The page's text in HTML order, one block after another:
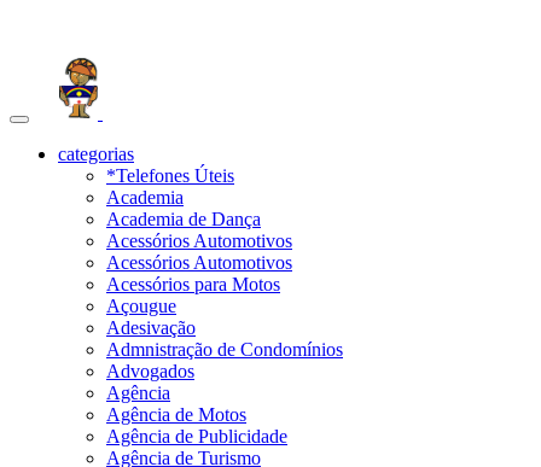
Toggle
navigationcategorias
*Telefones Úteis
Academia
Academia de Dança
Acessórios Automotivos
Acessórios Automotivos
Acessórios para Motos
Açougue
Adesivação
Admnistração de Condomínios
Advogados
Agência
Agência de Motos
Agência de Publicidade
Agência de Turismo